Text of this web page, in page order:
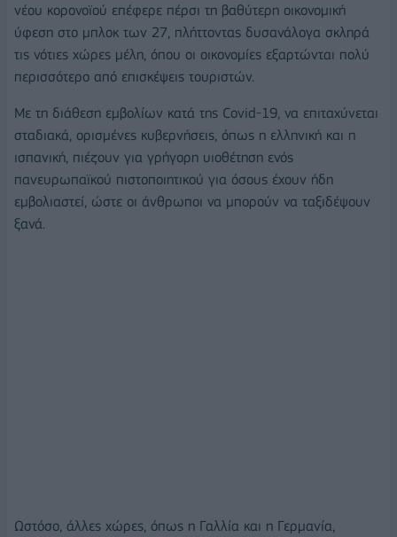
νέου κορονοϊού επέφερε πέρσι τη βαθύτερη οικονομική
ύφεση στο μπλοκ των 27, πλήττοντας δυσανάλογα σκληρά
τις νότιες χώρες μέλη, όπου οι οικονομίες εξαρτώνται πολύ
περισσότερο από επισκέψεις τουριστών.
Με τη διάθεση εμβολίων κατά της Covid-19, να επιταχύνεται
σταδιακά, ορισμένες κυβερνήσεις, όπως η ελληνική και η
ισπανική, πιέζουν για γρήγορη υιοθέτηση ενός
πανευρωπαϊκού πιστοποιητικού για όσους έχουν ήδη
εμβολιαστεί, ώστε οι άνθρωποι να μπορούν να ταξιδέψουν
ξανά.
Ωστόσο, άλλες χώρες, όπως η Γαλλία και η Γερμανία,